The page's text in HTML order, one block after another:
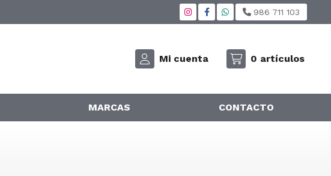
986 711 103
Mi cuenta 0 artículos
MARCAS CONTACTO